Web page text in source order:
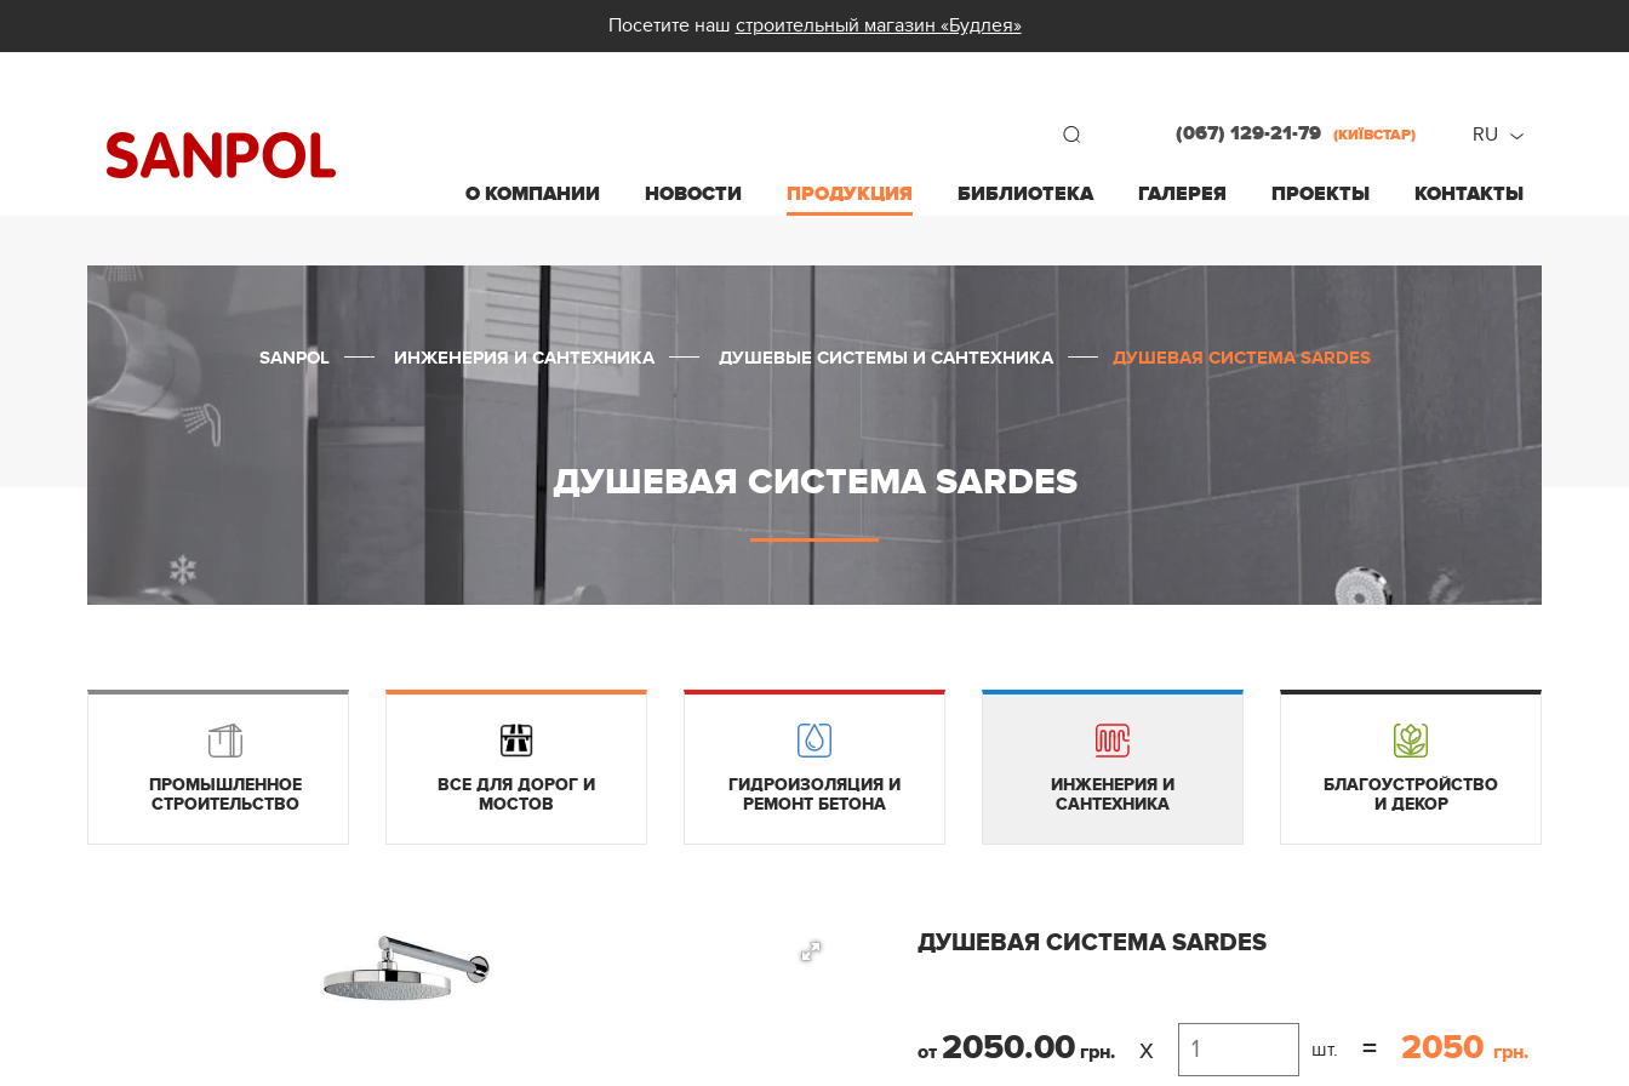
Посетите наш строительный магазин «Будлея»
О КОМПАНИИ НОВОСТИ ПРОДУКЦИЯ БИБЛИОТЕКА ГАЛЕРЕЯ ПРОЕКТЫ КОНТАКТЫ
(067) 129-21-79 (КИЇВСТАР)
RU
ua
ДУШЕВАЯ СИСТЕМА SARDES
SANPOL ИНЖЕНЕРИЯ И САНТЕХНИКА ДУШЕВЫЕ СИСТЕМЫ И САНТЕХНИКА ДУШЕВАЯ СИСТЕМА SARDES
ПРОМЫШЛЕННОЕ
СТРОИТЕЛЬСТВО
ВСЕ ДЛЯ ДОРОГ И
МОСТОВ
ГИДРОИЗОЛЯЦИЯ И
РЕМОНТ БЕТОНА
ИНЖЕНЕРИЯ И
САНТЕХНИКА
БЛАГОУСТРОЙСТВО
И ДЕКОР
ДУШЕВАЯ СИСТЕМА SARDES
от 2050.00 грн. x шт. = 2050 грн.